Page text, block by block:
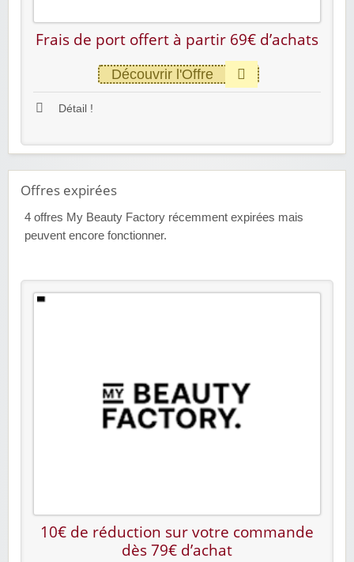
Frais de port offert à partir 69€ d’achats
Découvrir l'Offre
Détail !
Offres expirées
4 offres My Beauty Factory récemment expirées mais
peuvent encore fonctionner.
10€ de réduction sur votre commande
dès 79€ d’achat